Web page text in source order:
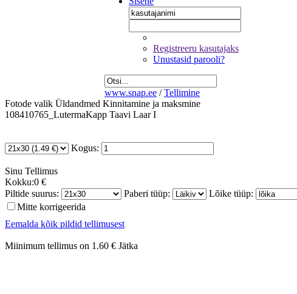
Registreeru kasutajaks
Unustasid parooli?
www.snap.ee / Tellimine
Fotode valik Üldandmed Kinnitamine ja maksmine
108410765_LutermaKapp Taavi Laar I
Kogus:
Sinu Tellimus
Kokku:0 €
Piltide suurus:
Paberi tüüp: Lõike tüüp:
Mitte korrigeerida
Eemalda kõik pildid tellimusest
Miinimum tellimus on 1.60 € Jätka